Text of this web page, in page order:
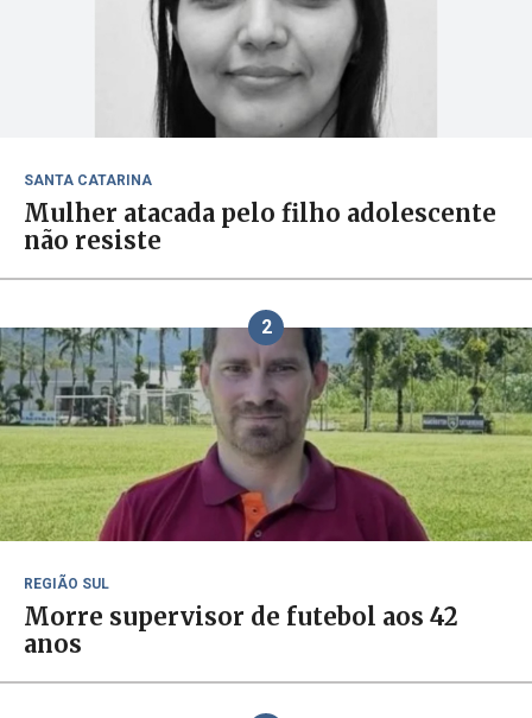
SANTA CATARINA
Mulher atacada pelo filho adolescente
não resiste
2
REGIÃO SUL
Morre supervisor de futebol aos 42
anos